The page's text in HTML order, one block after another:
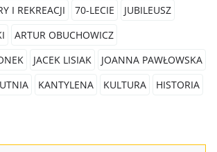
I REKREACJI
70-LECIE
JUBILEUSZ
ARTUR OBUCHOWICZ
JACEK LISIAK
JOANNA PAWŁOWSKA
KANTYLENA KULTURA
HISTORIA